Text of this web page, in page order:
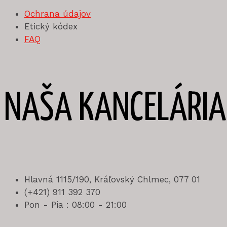
Ochrana údajov
Etický kódex
FAQ
NAŠA
Hlavná 1115/190, Kráľovský Chlmec, 077 01
(+421) 911 392 370
Pon - Pia : 08:00 - 21:00